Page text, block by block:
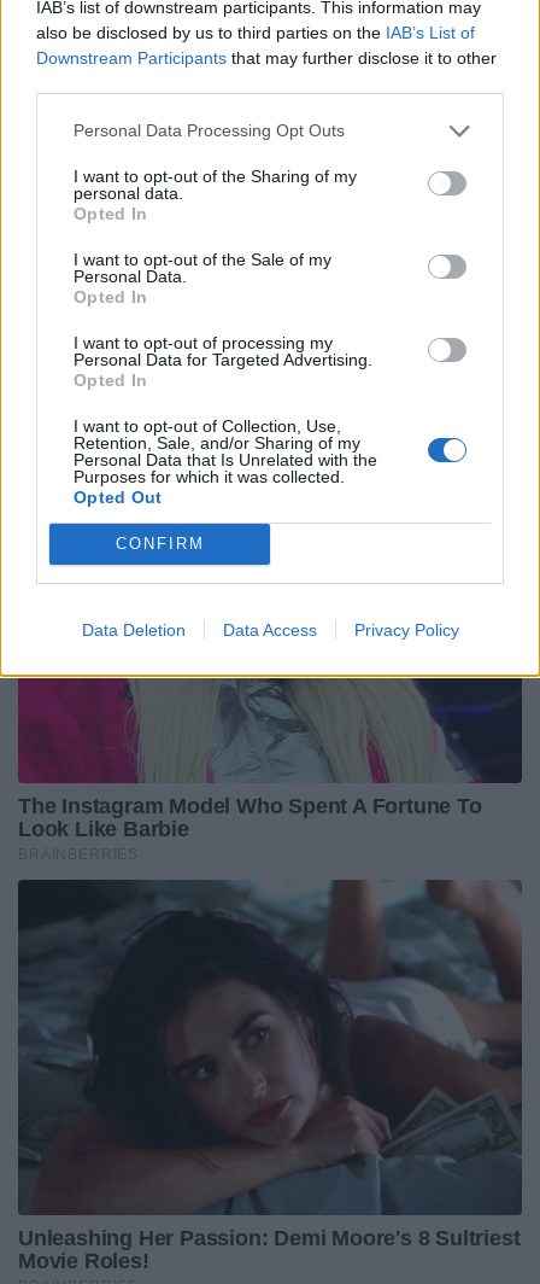
IAB’s list of downstream participants. This information may
also be disclosed by us to third parties on the IAB’s List of
Downstream Participants that may further disclose it to other
Personal Data Processing Opt Outs
I want to opt-out of the Sharing of my
personal data.
Opted In
I want to opt-out of the Sale of my
Personal Data.
Opted In
I want to opt-out of processing my
Personal Data for Targeted Advertising.
Opted In
I want to opt-out of Collection, Use,
Retention, Sale, and/or Sharing of my
Personal Data that Is Unrelated with the
Purposes for which it was collected.
Opted Out
CONFIRM
Data Deletion Data Access Privacy Policy